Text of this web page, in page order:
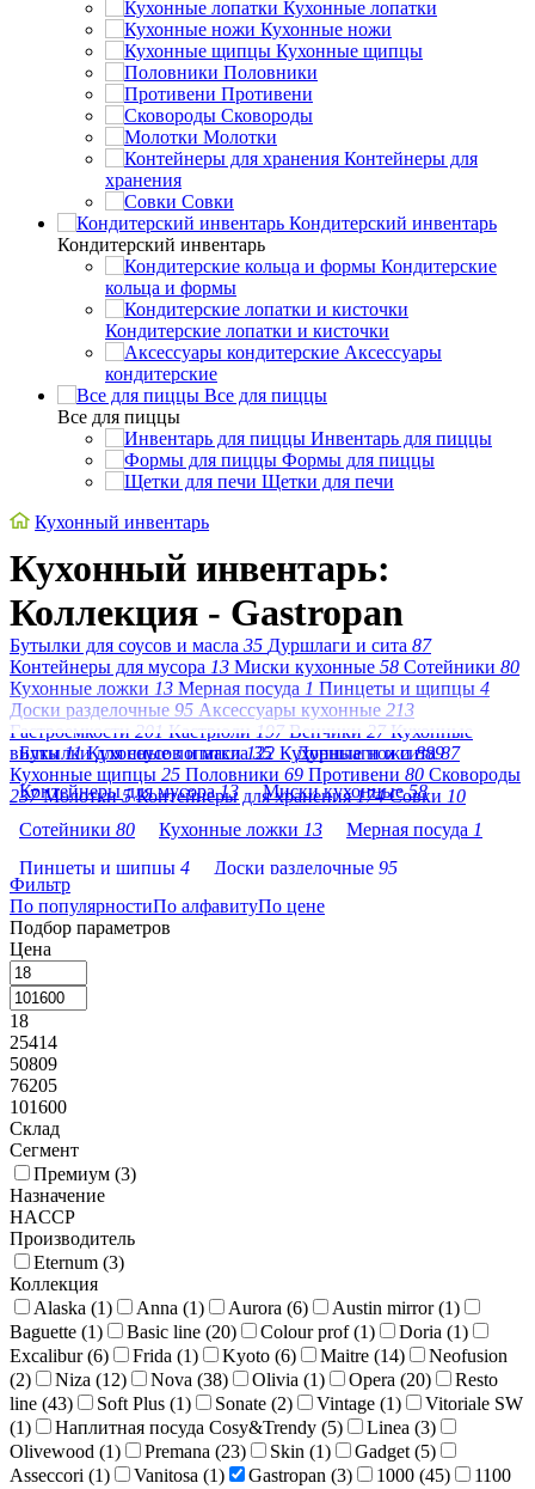
Кухонные лопатки
Кухонные ножи
Кухонные щипцы
Половники
Противени
Сковороды
Молотки
Контейнеры для
хранения
Совки
Кондитерский инвентарь
Кондитерский инвентарь
Кондитерские
кольца и формы
Кондитерские лопатки и кисточки
Аксессуары
кондитерские
Все для пиццы
Все для пиццы
Инвентарь для пиццы
Формы для пиццы
Щетки для печи
Кухонный инвентарь
Кухонный инвентарь:
Коллекция - Gastropan
Бутылки для соусов и масла 35 Дуршлаги и сита 87
Контейнеры для мусора 13 Миски кухонные 58 Сотейники 80
Кухонные ложки 13 Мерная посуда 1 Пинцеты и щипцы 4
Доски разделочные 95 Аксессуары кухонные 213
Гастроемкости 201 Кастрюли 197 Венчики 27 Кухонные
вилки 11 Кухонные лопатки 122 Кухонные ножи 889
Кухонные щипцы 25 Половники 69 Противени 80 Сковороды
237 Молотки 5 Контейнеры для хранения 174 Совки 10
Бутылки для соусов и масла 35 Дуршлаги и сита 87
Контейнеры для мусора 13 Миски кухонные 58
Сотейники 80 Кухонные ложки 13 Мерная посуда 1
Пинцеты и щипцы 4 Доски разделочные 95
Аксессуары кухонные213 Гастроемкости
Кастрюли
Кухонные лопатки
Кухонные щипцы
Сковороды
Контейнеры для хранения
Фильтр
По популярностиПо алфавитуПо цене
Подбор параметров
Цена
18
25414
50809
76205
101600
Склад
Сегмент
Премиум (3)
Назначение
HACCP
Производитель
Eternum (3)
Коллекция
Alaska (1) Anna (1) Aurora (6) Austin mirror (1)
Baguette (1) Basic line (20) Colour prof (1) Doria (1)
Excalibur (6) Frida (1) Kyoto (6) Maitre (14)
Neofusion
(2) Niza (12) Nova (38) Olivia (1) Opera (20)
Resto
line (43) Soft Plus (1) Sonate (2) Vintage (1)
Vitoriale SW
(1) Наплитная посуда Cosy&Trendy (5) Linea (3)
Olivewood (1) Premana (23) Skin (1) Gadget (5)
Asseccori (1) Vanitosa (1) Gastropan (3) 1000 (45)
1100